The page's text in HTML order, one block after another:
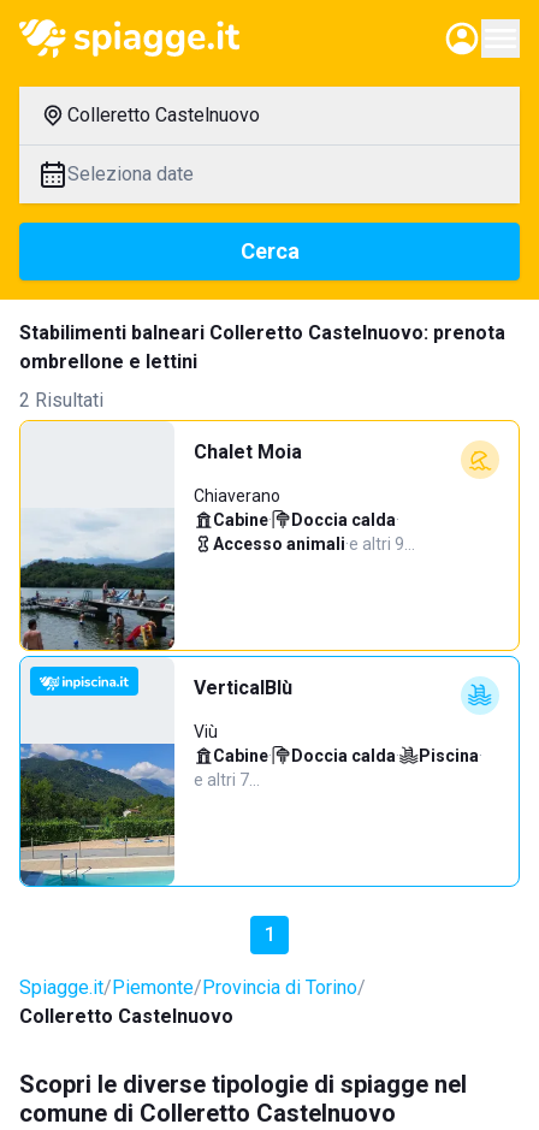
Colleretto Castelnuovo
Seleziona date
Cerca
Stabilimenti balneari Colleretto Castelnuovo: prenota
ombrellone e lettini
2 Risultati
Chalet Moia
Chiaverano
Cabine· Doccia calda·
Accesso animali·e altri 9…
VerticalBlù
Viù
Cabine· Doccia calda· Piscina·
e altri 7…
1
Spiagge.it Piemonte Provincia di Torino
Colleretto Castelnuovo
Scopri le diverse tipologie di spiagge nel
comune di Colleretto Castelnuovo